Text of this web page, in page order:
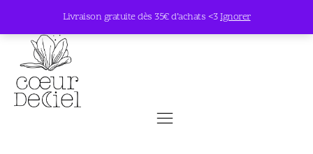
Livraison gratuite dès 35€ d’achats <3Ignorer